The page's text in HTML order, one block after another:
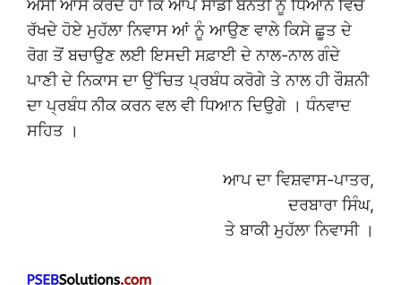
ਅਸੀਂ ਆਸ ਕਰਦੇ ਹਾਂ ਕਿ ਆਪ ਸਾਡੀ ਬੇਨਤੀ ਨੂੰ ਧਿਆਨ ਵਿਚ
ਰੱਖਦੇ ਹੋਏ ਮੁਹੱਲਾ ਨਿਵਾਸ ਆਂ ਨੂੰ ਆਉਣ ਵਾਲੇ ਕਿਸੇ ਛੂਤ ਦੇ
ਰੋਗ ਤੋਂ ਬਚਾਉਣ ਲਈ ਇਸਦੀ ਸਫ਼ਾਈ ਦੇ ਨਾਲ-ਨਾਲ ਗੰਦੇ
ਪਾਣੀ ਦੇ ਨਿਕਾਸ ਦਾ ਉੱਚਿਤ ਪ੍ਰਬੰਧ ਕਰੋਗੇ ਤੇ ਨਾਲ ਹੀ ਰੌਸ਼ਨੀ
ਦਾ ਪ੍ਰਬੰਧ ਨੀਕ ਕਰਨ ਵਲ ਵੀ ਧਿਆਨ ਦਿਉਗੇ । ਧੰਨਵਾਦ
ਸਹਿਤ ।
ਆਪ ਦਾ ਵਿਸ਼ਵਾਸ-ਪਾਤਰ,
ਦਰਬਾਰਾ ਸਿੰਘ,
ਤੇ ਬਾਕੀ ਮੁਹੱਲਾ ਨਿਵਾਸੀ ।